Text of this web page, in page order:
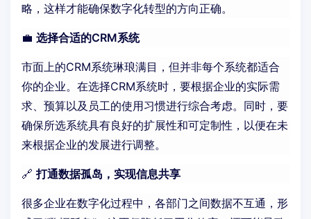
略，这样才能确保数字化转型的方向正确。
💼 选择合适的CRM系统
市面上的CRM系统琳琅满目，但并非每个系统都适合
你的企业。在选择CRM系统时，要根据企业的实际需
求、预算以及员工的使用习惯进行综合考虑。同时，要
确保所选系统具有良好的扩展性和可定制性，以便在未
来根据企业的发展进行调整。
🔗打通数据孤岛，实现信息共享
很多企业在数字化过程中，各部门之间数据不互通，形